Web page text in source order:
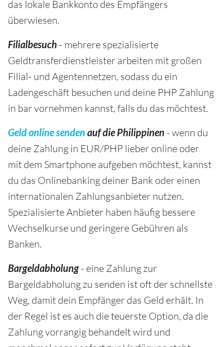
das lokale Bankkonto des Empfängers
überwiesen.
Filialbesuch - mehrere spezialisierte
Geldtransferdienstleister arbeiten mit großen
Filial- und Agentennetzen, sodass du ein
Ladengeschäft besuchen und deine PHP Zahlung
in bar vornehmen kannst, falls du das möchtest.
Geld online senden auf die Philippinen - wenn du
deine Zahlung in EUR/PHP lieber online oder
mit dem Smartphone aufgeben möchtest, kannst
du das Onlinebanking deiner Bank oder einen
internationalen Zahlungsanbieter nutzen.
Spezialisierte Anbieter haben häufig bessere
Wechselkurse und geringere Gebühren als
Banken.
Bargeldabholung- eine Zahlung zur
Bargeldabholung zu senden ist oft der schnellste
Weg, damit dein Empfänger das Geld erhält. In
der Regel ist es auch die teuerste Option, da die
Zahlung vorrangig behandelt wird und